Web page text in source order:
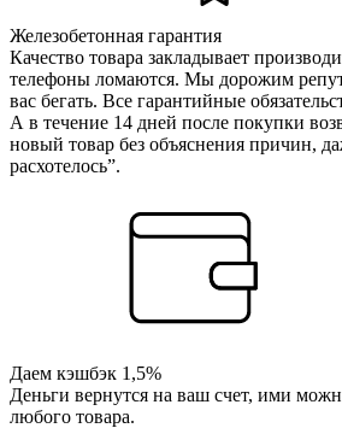
Железобетонная гарантия
Качество товара закладывает
телефоны ломаются. Мы дорожим
вас бегать. Все гарантийные
А в течение 14 дней после покупки
новый товар без объяснения причин,
расхотелось”.
Даем кэшбэк 1,5%
Деньги вернутся на ваш счет, ими
любого товара.